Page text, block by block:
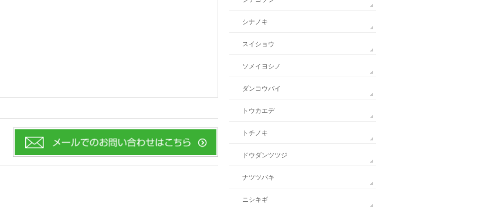
シナノキ
スイショウ
ソメイヨシノ
ダンコウバイ
トウカエデ
トチノキ
ドウダンツツジ
ナツツバキ
ニシキギ